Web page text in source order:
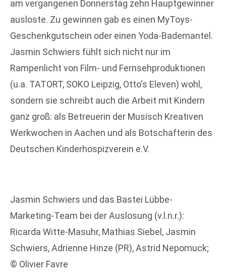
am vergangenen Donnerstag zehn Hauptgewinner
ausloste. Zu gewinnen gab es einen MyToys-
Geschenkgutschein oder einen Yoda-Bademantel.
Jasmin Schwiers fühlt sich nicht nur im
Rampenlicht von Film- und Fernsehproduktionen
(u.a. TATORT, SOKO Leipzig, Otto‘s Eleven) wohl,
sondern sie schreibt auch die Arbeit mit Kindern
ganz groß: als Betreuerin der Musisch Kreativen
Werkwochen in Aachen und als Botschafterin des
Deutschen Kinderhospizverein e.V.
Jasmin Schwiers und das Bastei Lübbe-
Marketing-Team bei der Auslosung (v.l.n.r.):
Ricarda Witte-Masuhr, Mathias Siebel, Jasmin
Schwiers, Adrienne Hinze (PR), Astrid Nepomuck;
© Olivier Favre